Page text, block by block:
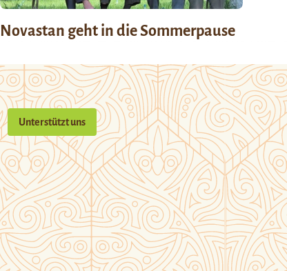
Novastan geht in die Sommerpause
Unterstützt uns